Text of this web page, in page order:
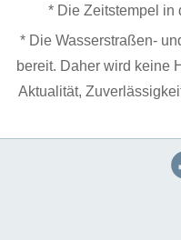
* Die Zeitstempel in
* Die Wasserstraßen-
bereit. Daher wird keine
Aktualität,